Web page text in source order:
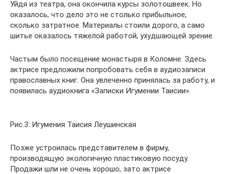
Уйдя из театра, она окончила курсы золотошвеек. Но
оказалось, что дело это не столько прибыльное,
сколько затратное. Материалы стоили дорого, а само
шитье оказалось тяжелой работой, ухудшающей зрение.
Частым было посещение монастыря в Коломне. Здесь
актрисе предложили попробовать себя в аудиозаписи
православных книг. Она увлеченно принялась за работу, и
появилась аудиокнига «Записки Игумении Таисии».
Рис.3: Игумения Таисия Леушинская
Позже устроилась представителем в фирму,
производящую экологичную пластиковую посуду.
Продажи шли не очень хорошо, зато актрисе